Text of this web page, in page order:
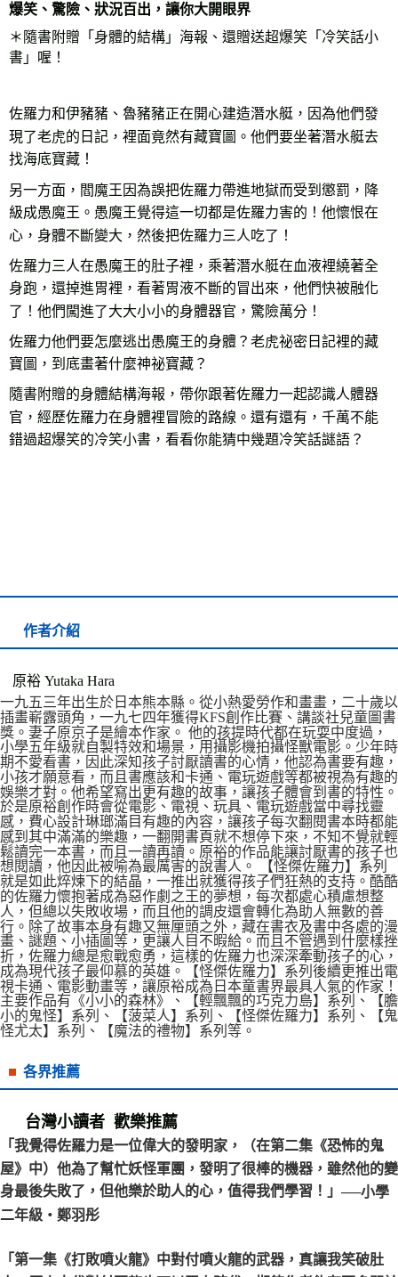
爆笑、驚險、狀況百出，讓你大開眼界
＊隨書附贈「身體的結構」海報、還贈送超爆笑「冷笑話小
書」喔！
佐羅力和伊豬豬、魯豬豬正在開心建造潛水艇，因為他們發
現了老虎的日記，裡面竟然有藏寶圖。他們要坐著潛水艇去
找海底寶藏！
另一方面，閻魔王因為誤把佐羅力帶進地獄而受到懲罰，降
級成愚魔王。愚魔王覺得這一切都是佐羅力害的！他懷恨在
心，身體不斷變大，然後把佐羅力三人吃了！
佐羅力三人在愚魔王的肚子裡，乘著潛水艇在血液裡繞著全
身跑，還掉進胃裡，看著胃液不斷的冒出來，他們快被融化
了！他們闖進了大大小小的身體器官，驚險萬分！
佐羅力他們要怎麼逃出愚魔王的身體？老虎祕密日記裡的藏
寶圖，到底畫著什麼神祕寶藏？
隨書附贈的身體結構海報，帶你跟著佐羅力一起認識人體器
官，經歷佐羅力在身體裡冒險的路線。還有還有，千萬不能
錯過超爆笑的冷笑小書，看看你能猜中幾題冷笑話謎語？
作者介紹
原裕 Yutaka Hara
一九五三年出生於日本熊本縣。從小熱愛勞作和畫畫，二十歲以
插畫嶄露頭角，一九七四年獲得KFS創作比賽、講談社兒童圖書
獎。妻子原京子是繪本作家。 他的孩提時代都在玩耍中度過，
小學五年級就自製特效和場景，用攝影機拍攝怪獸電影。少年時
期不愛看書，因此深知孩子討厭讀書的心情，他認為書要有趣，
小孩才願意看，而且書應該和卡通、電玩遊戲等都被視為有趣的
娛樂才對。他希望寫出更有趣的故事，讓孩子體會到書的特性。
於是原裕創作時會從電影、電視、玩具、電玩遊戲當中尋找靈
感，費心設計琳瑯滿目有趣的內容，讓孩子每次翻閱書本時都能
感到其中滿滿的樂趣，一翻開書頁就不想停下來，不知不覺就輕
鬆讀完一本書，而且一讀再讀。原裕的作品能讓討厭書的孩子也
想閱讀，他因此被喻為最厲害的說書人。 【怪傑佐羅力】系列
就是如此焠煉下的結晶，一推出就獲得孩子們狂熱的支持。酷酷
的佐羅力懷抱著成為惡作劇之王的夢想，每次都處心積慮想整
人，但總以失敗收場，而且他的調皮還會轉化為助人無數的善
行。除了故事本身有趣又無厘頭之外，藏在書衣及書中各處的漫
畫、謎題、小插圖等，更讓人目不暇給。而且不管遇到什麼樣挫
折，佐羅力總是愈戰愈勇，這樣的佐羅力也深深牽動孩子的心，
成為現代孩子最仰慕的英雄。【怪傑佐羅力】系列後續更推出電
視卡通、電影動畫等，讓原裕成為日本童書界最具人氣的作家！
主要作品有《小小的森林》、【輕飄飄的巧克力島】系列、【膽
小的鬼怪】系列、【菠菜人】系列、【怪傑佐羅力】系列、【鬼
怪尤太】系列、【魔法的禮物】系列等。
各界推薦
台灣小讀者 歡樂推薦
「我覺得佐羅力是一位偉大的發明家，（在第二集《恐怖的鬼
屋》中）他為了幫忙妖怪軍團，發明了很棒的機器，雖然他的變
身最後失敗了，但他樂於助人的心，值得我們學習！」 ──小學
二年級‧鄭羽彤
「第一集《打敗噴火龍》中對付噴火龍的武器，真讓我笑破肚